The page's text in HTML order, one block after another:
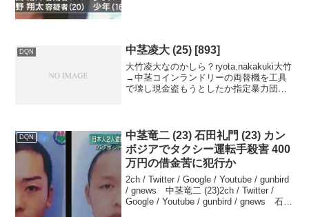
DQN 中茎凌大 (25) [893]
大竹凌大なのかしら？ryota.nakakuki大竹
→中茎コインランドリーの両替機を工具
で壊し現金盗もうとしたか指定暴力団住
DQN
中茎竜二 (23) 石田礼門 (23) カン
ボジアでタクシー運転手殺害 400
万円の借金苦に犯行か
2ch / Twitter / Google / Youtube / gunbird
/ gnews 中茎竜二 (23)2ch / Twitter /
Google / Youtube / gunbird / gnews 石田